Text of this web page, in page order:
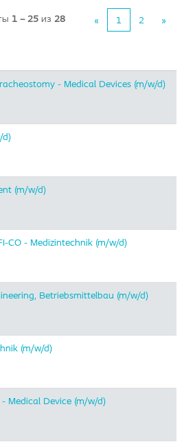
1 – 25 из 28 « 1 2 »
- Medical Devices (m/w/d)
d)
(m/w/d)
CO - Medizintechnik (m/w/d)
Betriebsmittelbau (m/w/d)
(m/w/d)
Medical Device (m/w/d)